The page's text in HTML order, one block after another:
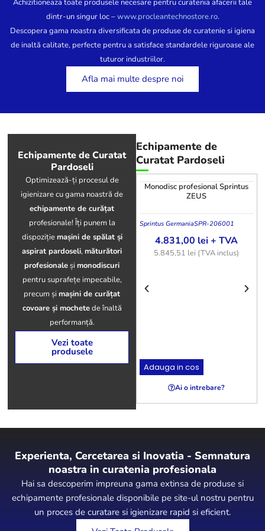
Achizitioneaza toate produsele necesare pentru curatenia afacerii tale
dintr-un singur loc –www.procleantechnostore.ro.
Descopera gama noastra diversificata de produse de curatenie si igiena
de inaltă calitate, perfecte pentru a satisface standardele riguroase ale
tuturor industriilor.
Afla mai multe despre noi
Echipamente de Curatat
Pardoseli
Optimizează-ți procesul de
igienizare cu gama noastră de
echipamente de curățat
profesionale! Îți punem la
dispozițiemașini de spălat și
aspirat pardoseli,măturători
profesionaleșimonodiscuri
pentru suprafețe impecabile,
precum șimașini de curățat
covoare și mochetede înaltă
performanță.
Vezi toate
produsele
Echipamente de
Curatat Pardoseli
Monodisc profesional Sprintus
ZEUS
Sprintus GermaniaSPR-206001
4.831,00 lei+ TVA
5.845,51 lei (TVA inclus)
Adauga in cos
Ai o intrebare?
Experienta, Cercetarea si Inovatia - Semnatura
noastra in curatenia profesionala
Hai sa descoperim impreuna gama extinsa de produse si
echipamente profesionale disponibile pe site-ul nostru pentru
un proces de curatare si igienizare rapid si eficient.